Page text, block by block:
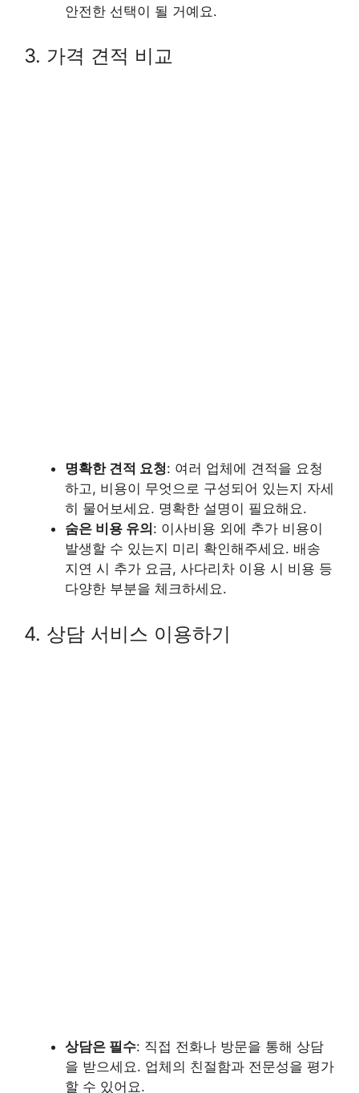
안전한 선택이 될 거예요.
3. 가격 견적 비교
명확한 견적 요청: 여러 업체에 견적을 요청
하고, 비용이 무엇으로 구성되어 있는지 자세
히 물어보세요. 명확한 설명이 필요해요.
숨은 비용 유의 : 이사비용 외에 추가 비용이
발생할 수 있는지 미리 확인해주세요. 배송
지연 시 추가 요금, 사다리차 이용 시 비용 등
다양한 부분을 체크하세요.
4. 상담 서비스 이용하기
상담은 필수: 직접 전화나 방문을 통해 상담
을 받으세요. 업체의 친절함과 전문성을 평가
할 수 있어요.